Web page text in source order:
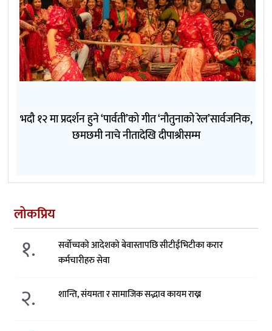
भदौ १२ मा प्रदर्शन हुने ‘पार्वती’को गीत ‘नौतुनाको रेल’सार्वजनिक,
छमछमी नाचे नीतादेखि दीपाश्रीसम्म
लोकप्रिय
१.
सर्वोच्चको आदेशको बेवास्तापछि सीटीईभिटीका करार
कर्मचारीहरु सेवा
२. शान्ति, संयमता र सामाजिक सद्भाव कायम राख्न